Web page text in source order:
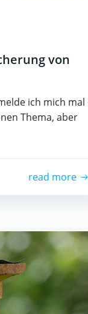
von
ich mich mal
Thema, aber
read more